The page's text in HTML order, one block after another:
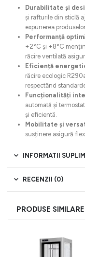
Durabilitate și
și rafturile din sticlă
expunerea
Performanță
+2°C și +8°C
răcire ventilată
Eficiență
răcire ecologic
respectând
Funcționalități
automată și
și eficientă.
Mobilitate și
susținere asigură
INFORMATII
RECENZII (0)
PRODUSE SIMILARE